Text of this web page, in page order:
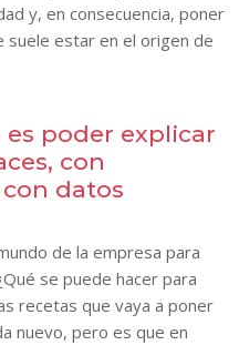
y, en consecuencia, poner
suele estar en el origen de
poder explicar
con
datos
de la empresa para
se puede hacer para
recetas que vaya a poner
nuevo, pero es que en